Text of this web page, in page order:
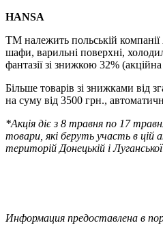
HANSA
ТМ належить польській компанії
шафи, варильні поверхні,
фантазії зі знижкою 32%
Більше товарів зі знижками від
на суму від 3500 грн.,
*Акція діє з 8 травня по 17
товари, які беруть участь в цій
територій Донецькій і
Информация предоставлена в